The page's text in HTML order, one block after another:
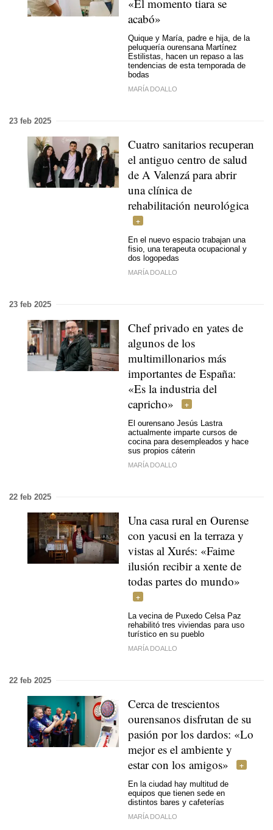
«El momento tiara se
acabó»
Quique y María, padre e hija, de la
peluquería ourensana Martínez
Estilistas, hacen un repaso a las
tendencias de esta temporada de
bodas
MARÍA DOALLO
23 feb 2025
Cuatro sanitarios recuperan
el antiguo centro de salud
de A Valenzá para abrir
una clínica de
rehabilitación neurológica
En el nuevo espacio trabajan una
fisio, una terapeuta ocupacional y
dos logopedas
MARÍA DOALLO
23 feb 2025
Chef privado en yates de
algunos de los
multimillonarios más
importantes de España:
«Es la industria del
capricho»
El ourensano Jesús Lastra
actualmente imparte cursos de
cocina para desempleados y hace
sus propios cáterin
MARÍA DOALLO
22 feb 2025
Una casa rural en Ourense
con yacusi en la terraza y
vistas al Xurés: «Faime
ilusión recibir a xente de
todas partes do mundo»
La vecina de Puxedo Celsa Paz
rehabilitó tres viviendas para uso
turístico en su pueblo
MARÍA DOALLO
22 feb 2025
Cerca de trescientos
ourensanos disfrutan de su
pasión por los dardos: «Lo
mejor es el ambiente y
estar con los amigos»
En la ciudad hay multitud de
equipos que tienen sede en
distintos bares y cafeterías
MARÍA DOALLO